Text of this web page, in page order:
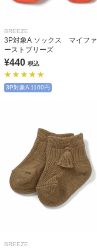
BREEZE
3P対象A ソックス マイファ
ーストブリーズ
¥440 税込
3P対象A 1100円
BREEZE